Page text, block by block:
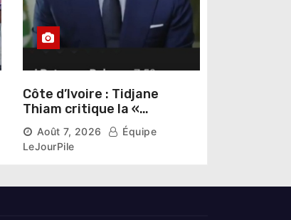
Côte d’Ivoire : Tidjane
Thiam critique la «
judiciarisation » de la
politique et appelle à
poursuivre l’apaisement
Août 7, 2026
Équipe
LeJourPile